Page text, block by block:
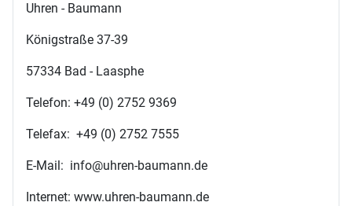
Uhren - Baumann
Königstraße 37-39
57334 Bad - Laasphe
Telefon: +49 (0) 2752 9369
Telefax: +49 (0) 2752 7555
E-Mail: info@uhren-baumann.de
Internet: www.uhren-baumann.de